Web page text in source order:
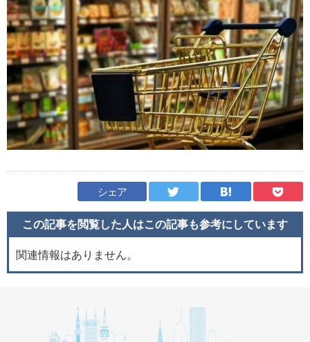
シェア
この記事を閲覧した人はこの記事も参考にしています
関連情報はありません。